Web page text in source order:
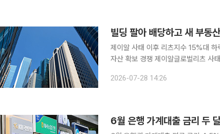
빌딩 팔아 배당하고 새 부동
제이알 사태 이후 리츠지수 15%대 하
자산 확보 경쟁 제이알글로벌리츠 사태 이후 상장 리츠(REITs·부동산투자회사) 시장의 투자심리가
가치 하락 우려로 주가 부진이 이어지
2026-07-28 14:26
6월 은행 가계대출 금리 두